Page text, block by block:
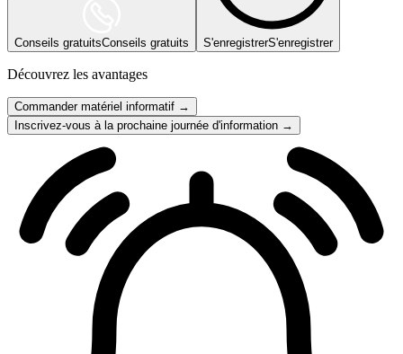
Conseils gratuitsConseils gratuits S'enregistrerS'enregistrer
Découvrez les avantages
Commander matériel informatif →
Inscrivez-vous à la prochaine journée d'information →